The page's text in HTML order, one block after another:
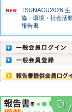
TSUNAGU2026 生
協・環境・社会活
報告書